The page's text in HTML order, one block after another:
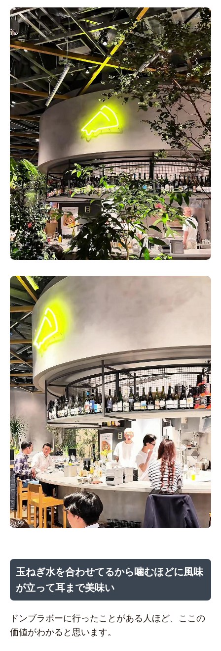
玉ねぎ水を合わせてるから噛むほどに風味
が立って耳まで美味い
ドンブラボーに行ったことがある人ほど、ここの
価値がわかると思います。